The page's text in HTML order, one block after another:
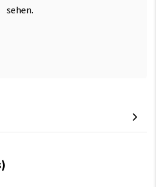
sehen.